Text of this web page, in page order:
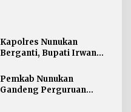
Kapolres Nunukan
Berganti, Bupati Irwan
Jaga Stabilitas Wilayah
Perbatasan
Pemkab Nunukan
Gandeng Perguruan